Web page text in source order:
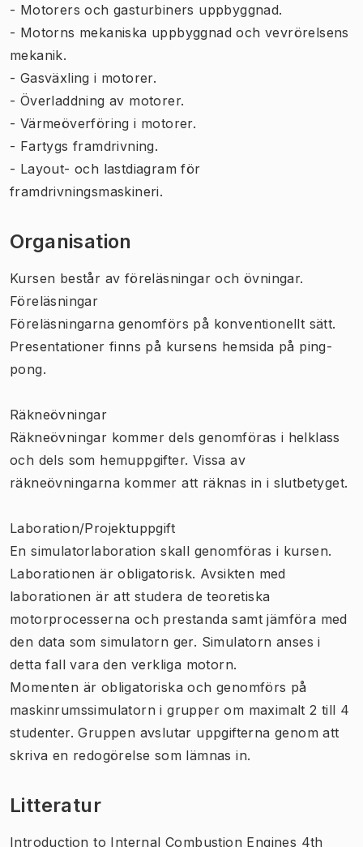
- Motorers och gasturbiners uppbyggnad.
- Motorns mekaniska uppbyggnad och vevrörelsens
mekanik.
- Gasväxling i motorer.
- Överladdning av motorer.
- Värmeöverföring i motorer.
- Fartygs framdrivning.
- Layout- och lastdiagram för
framdrivningsmaskineri.
Organisation
Kursen består av föreläsningar och övningar.
Föreläsningar
Föreläsningarna genomförs på konventionellt sätt.
Presentationer finns på kursens hemsida på ping-
pong.
Räkneövningar
Räkneövningar kommer dels genomföras i helklass
och dels som hemuppgifter. Vissa av
räkneövningarna kommer att räknas in i slutbetyget.
Laboration/Projektuppgift
En simulatorlaboration skall genomföras i kursen.
Laborationen är obligatorisk. Avsikten med
laborationen är att studera de teoretiska
motorprocesserna och prestanda samt jämföra med
den data som simulatorn ger. Simulatorn anses i
detta fall vara den verkliga motorn.
Momenten är obligatoriska och genomförs på
maskinrumssimulatorn i grupper om maximalt 2 till 4
studenter. Gruppen avslutar uppgifterna genom att
skriva en redogörelse som lämnas in.
Litteratur
Introduction to Internal Combustion Engines 4th